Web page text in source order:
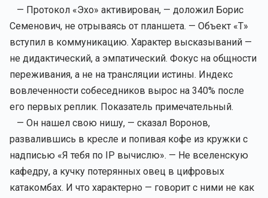
— Протокол «Эхо» активирован, — доложил Борис
Семенович, не отрываясь от планшета. — Объект «Т»
вступил в коммуникацию. Характер высказываний —
не дидактический, а эмпатический. Фокус на общности
переживания, а не на трансляции истины. Индекс
вовлеченности собеседников вырос на 340% после
его первых реплик. Показатель примечательный.
— Он нашел свою нишу, — сказал Воронов,
развалившись в кресле и попивая кофе из кружки с
надписью «Я тебя по IP вычислю». — Не вселенскую
кафедру, а кучку потерянных овец в цифровых
катакомбах. И что характерно — говорит с ними не как